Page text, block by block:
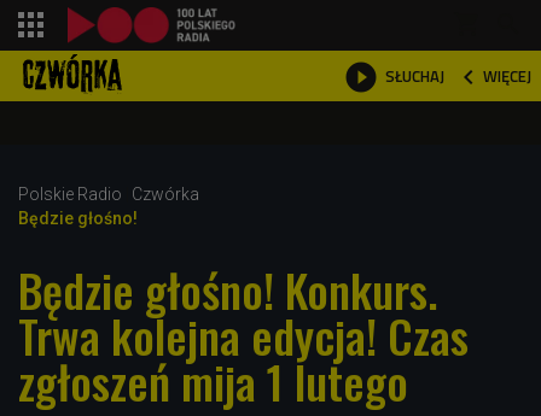
 SŁUCHAJ  WIĘCEJ

Polskie Radio
Czwórka
Będzie głośno!
Będzie głośno! Konkurs.
Trwa kolejna edycja! Czas
zgłoszeń mija 1 lutego